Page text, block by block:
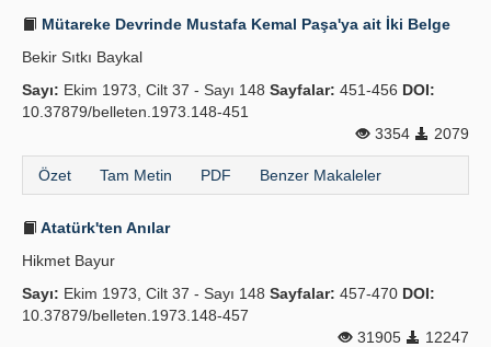
Mütareke Devrinde Mustafa Kemal Paşa'ya ait İki Belge
Bekir Sıtkı Baykal
Sayı: Ekim 1973, Cilt 37 - Sayı 148 Sayfalar: 451-456 DOI:
10.37879/belleten.1973.148-451
3354
2079
Özet Tam Metin PDF Benzer Makaleler
Atatürk'ten Anılar
Hikmet Bayur
Sayı: Ekim 1973, Cilt 37 - Sayı 148 Sayfalar: 457-470 DOI:
10.37879/belleten.1973.148-457
31905
12247